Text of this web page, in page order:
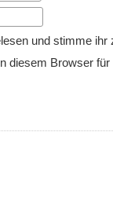
und stimme ihr
diesem Browser